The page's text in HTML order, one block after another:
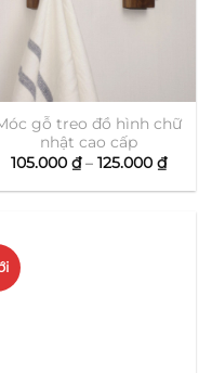
gỗ treo đồ hình chữ
nhật cao cấp
105.000 ₫ – 125.000 ₫
giá:
từ